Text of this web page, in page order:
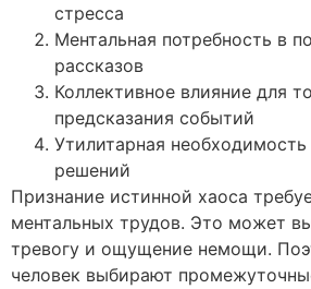
стресса
Ментальная потребность в
рассказов
Коллективное влияние для
предсказания событий
Утилитарная
решений
Признание истинной хаоса
ментальных трудов. Это может
тревогу и ощущение немощи.
человек выбирают